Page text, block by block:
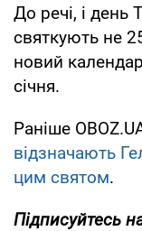
До речі, і день
святкують не
новий
січня.
Раніше
відзначають
цим святом.
Підписуйтесь